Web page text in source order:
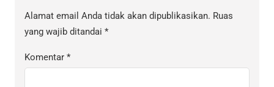
Alamat email Anda tidak akan dipublikasikan. Ruas
yang wajib ditandai *
Komentar *